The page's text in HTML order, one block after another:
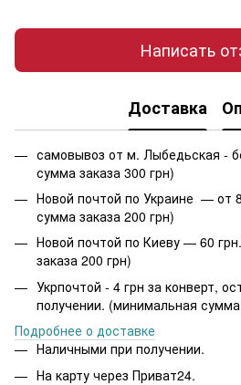
Написать
Доставка
самовывоз от м. Лыбедьская -
сумма заказа 300 грн)
Новой почтой по Украине — от
сумма заказа 200 грн)
Новой почтой по Киеву — 60
заказа 200 грн)
Укрпочтой - 4 грн за конверт,
получении. (минимальная сумма
Подробнее о доставке
Наличными при получении.
На карту через Приват24.